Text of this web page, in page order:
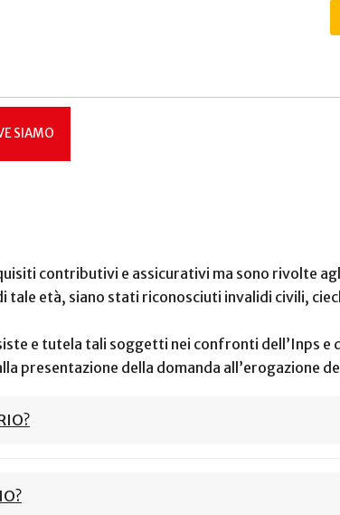
SIAMO
contributivi e assicurativi ma sono rivolte
età, siano stati riconosciuti invalidi civili,
e tutela tali soggetti nei confronti dell’Inps e
presentazione della domanda all’erogazione